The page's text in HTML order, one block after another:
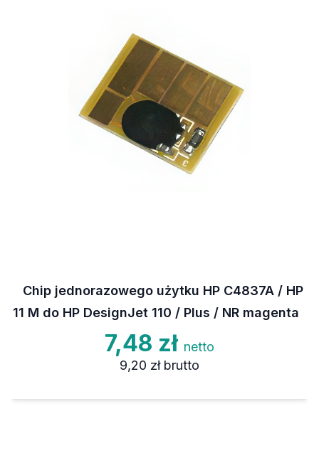
Chip jednorazowego użytku HP C4837A / HP
11 M do HP DesignJet 110 / Plus / NR magenta
7,48 zł netto
9,20 zł brutto